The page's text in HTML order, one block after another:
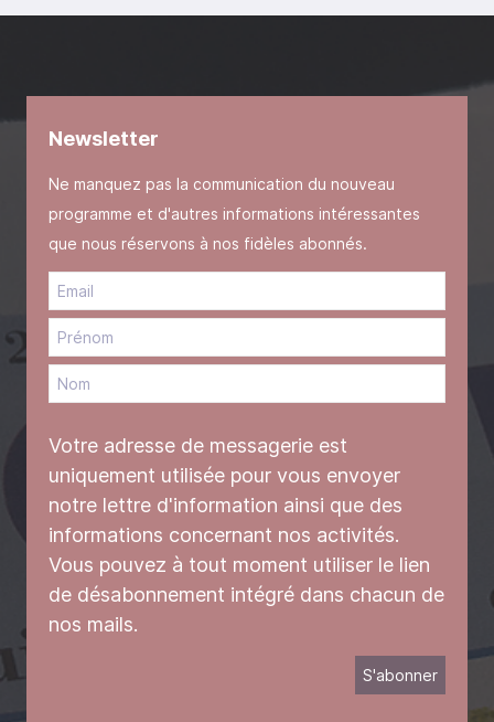
Newsletter
Ne manquez pas la communication du nouveau
programme et d'autres informations intéressantes
que nous réservons à nos fidèles abonnés.
Votre adresse de messagerie est
uniquement utilisée pour vous envoyer
notre lettre d'information ainsi que des
informations concernant nos activités.
Vous pouvez à tout moment utiliser le lien
de désabonnement intégré dans chacun de
nos mails.